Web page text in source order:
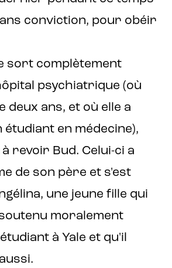
conviction, pour obéir
sort complètement
psychiatrique (où
deux ans, et où elle a
en médecine),
revoir Bud. Celui-ci a
de son père et s'est
une jeune fille qui
moralement
à Yale et qu'il